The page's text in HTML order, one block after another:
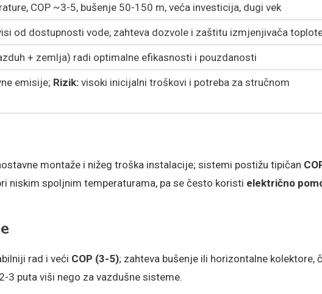
COP ~3-5, bušenje 50-150 m, veća investicija, dugi vek
od dostupnosti vode, zahteva dozvole i zaštitu izmjenjivača
+ zemlja) radi optimalne efikasnosti i pouzdanosti
emisije; Rizik: visoki inicijalni troškovi i potreba za stručnom
montaže i nižeg troška instalacije; sistemi postižu tipičan
niskim spoljnim temperaturama, pa se često koristi električno
rad i veći COP (3-5); zahteva bušenje ili horizontalne kolektore,
3 puta viši nego za vazdušne sisteme.